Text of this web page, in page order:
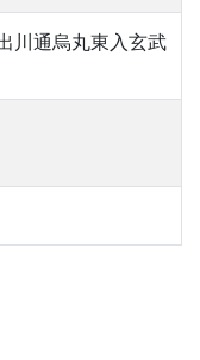
川通烏丸東入玄武